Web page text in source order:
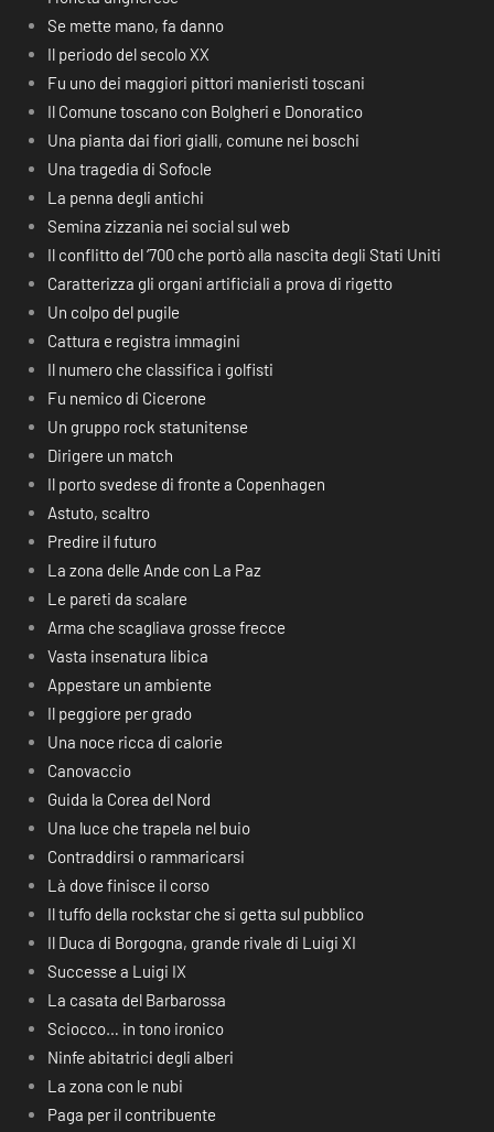
Se mette mano, fa danno
Il periodo del secolo XX
Fu uno dei maggiori pittori manieristi toscani
Il Comune toscano con Bolgheri e Donoratico
Una pianta dai fiori gialli, comune nei boschi
Una tragedia di Sofocle
La penna degli antichi
Semina zizzania nei social sul web
Il conflitto del ‘700 che portò alla nascita degli Stati Uniti
Caratterizza gli organi artificiali a prova di rigetto
Un colpo del pugile
Cattura e registra immagini
Il numero che classifica i golfisti
Fu nemico di Cicerone
Un gruppo rock statunitense
Dirigere un match
Il porto svedese di fronte a Copenhagen
Astuto, scaltro
Predire il futuro
La zona delle Ande con La Paz
Le pareti da scalare
Arma che scagliava grosse frecce
Vasta insenatura libica
Appestare un ambiente
Il peggiore per grado
Una noce ricca di calorie
Canovaccio
Guida la Corea del Nord
Una luce che trapela nel buio
Contraddirsi o rammaricarsi
Là dove finisce il corso
Il tuffo della rockstar che si getta sul pubblico
Il Duca di Borgogna, grande rivale di Luigi XI
Successe a Luigi IX
La casata del Barbarossa
Sciocco… in tono ironico
Ninfe abitatrici degli alberi
La zona con le nubi
Paga per il contribuente